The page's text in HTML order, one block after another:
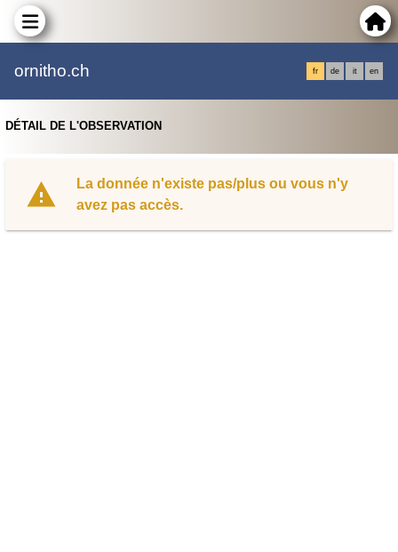
ornitho.ch fr de it en
DÉTAIL DE L'OBSERVATION
La donnée n'existe pas/plus ou vous n'y
avez pas accès.